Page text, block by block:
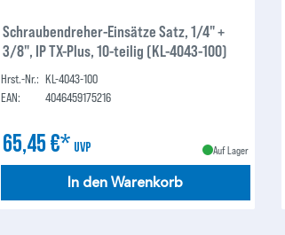
Schraubendreher-Einsätze Satz, 1/4" +
3/8", IP TX-Plus, 10-teilig (KL-4043-100)
Hrst.-Nr.: KL-4043-100
EAN:
4046459175216
65,45 €* UVP Auf Lager
In den Warenkorb